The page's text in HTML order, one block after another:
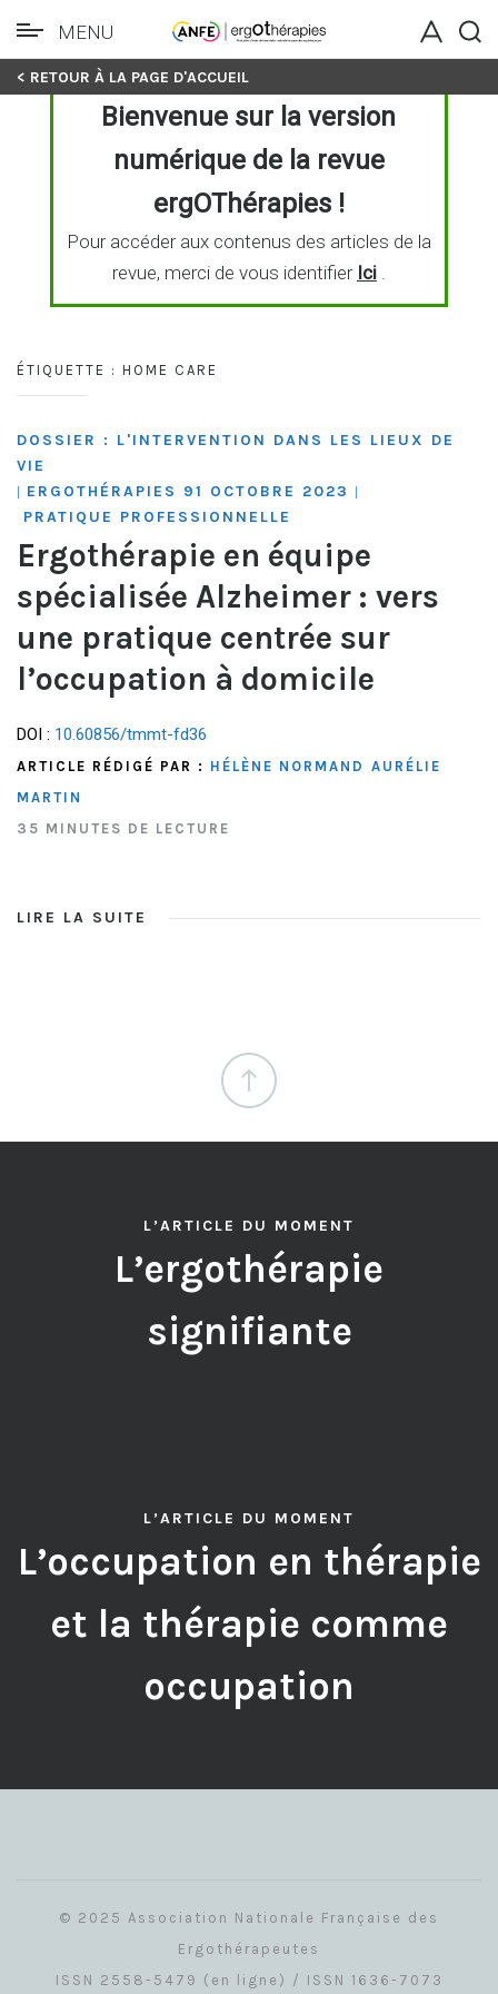
Skip
MENU
< RETOUR À LA PAGE D'ACCUEIL
Bienvenue sur la version
numérique de la revue
ergOThérapies !
Pour accéder aux contenus des articles de la
revue, merci de vous identifier Ici.
ÉTIQUETTE : HOME CARE
DOSSIER : L'INTERVENTION DANS LES LIEUX DE
VIE
| ERGOTHÉRAPIES 91 OCTOBRE 2023 |
PRATIQUE PROFESSIONNELLE
Ergothérapie en équipe
spécialisée Alzheimer : vers
une pratique centrée sur
l’occupation à domicile
DOI : 10.60856/tmmt-fd36
ARTICLE RÉDIGÉ PAR : HÉLÈNE NORMAND AURÉLIE
MARTIN
35 MINUTES DE LECTURE
LIRE LA SUITE
L’ARTICLE DU MOMENT
L’ergothérapie
signifiante
L’ARTICLE DU MOMENT
L’occupation en thérapie
et la thérapie comme
occupation
© 2025 Association Nationale Française des
Ergothérapeutes
ISSN 2558-5479 (en ligne) / ISSN 1636-7073